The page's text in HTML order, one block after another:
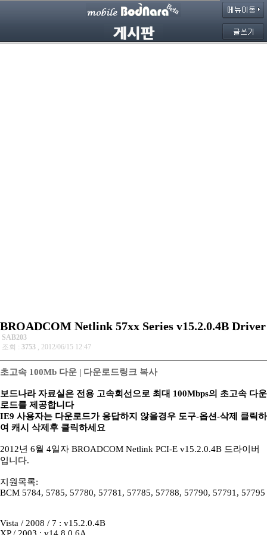
BROADCOM Netlink 57xx Series v15.2.0.4B Driver
SAB203
조회 : 3753 , 2012/06/15 12:47
초고속 100Mb 다운 | 다운로드링크 복사
보드나라 자료실은 전용 고속회선으로 최대 100Mbps의 초고속 다운
로드를 제공합니다
IE9 사용자는 다운로드가 응답하지 않을경우 도구-옵션-삭제 클릭하
여 캐시 삭제후 클릭하세요
2012년 6월 4일자 BROADCOM Netlink PCI-E v15.2.0.4B 드라이버
입니다.
지원목록:
BCM 5784, 5785, 57780, 57781, 57785, 57788, 57790, 57791, 57795
Vista / 2008 / 7 : v15.2.0.4B